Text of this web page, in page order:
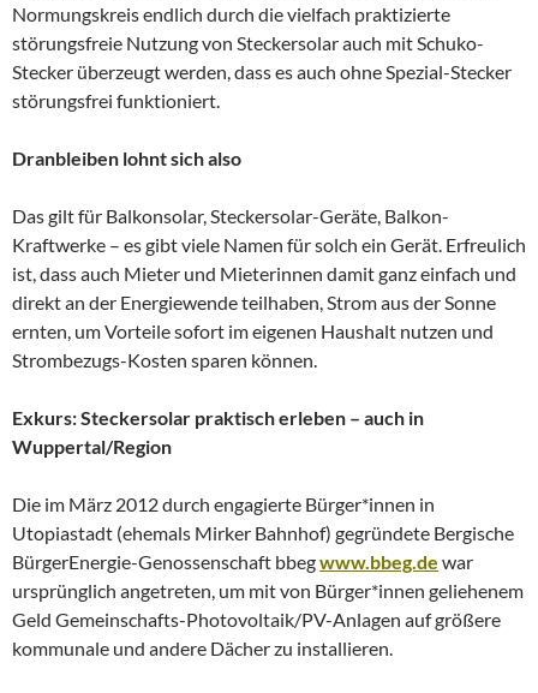
Normungskreis endlich durch die vielfach praktizierte
störungsfreie Nutzung von Steckersolar auch mit Schuko-
Stecker überzeugt werden, dass es auch ohne Spezial-Stecker
störungsfrei funktioniert.
Dranbleiben lohnt sich also
Das gilt für Balkonsolar, Steckersolar-Geräte, Balkon-
Kraftwerke – es gibt viele Namen für solch ein Gerät. Erfreulich
ist, dass auch Mieter und Mieterinnen damit ganz einfach und
direkt an der Energiewende teilhaben, Strom aus der Sonne
ernten, um Vorteile sofort im eigenen Haushalt nutzen und
Strombezugs-Kosten sparen können.
Exkurs: Steckersolar praktisch erleben – auch in
Wuppertal/Region
Die im März 2012 durch engagierte Bürger*innen in
Utopiastadt (ehemals Mirker Bahnhof) gegründete Bergische
BürgerEnergie-Genossenschaft bbegwww.bbeg.de war
ursprünglich angetreten, um mit von Bürger*innen geliehenem
Geld Gemeinschafts-Photovoltaik/PV-Anlagen auf größere
kommunale und andere Dächer zu installieren.